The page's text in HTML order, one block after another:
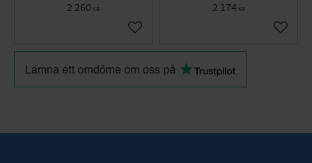
2 260 KR
Add to favorites
2 174 KR
Add